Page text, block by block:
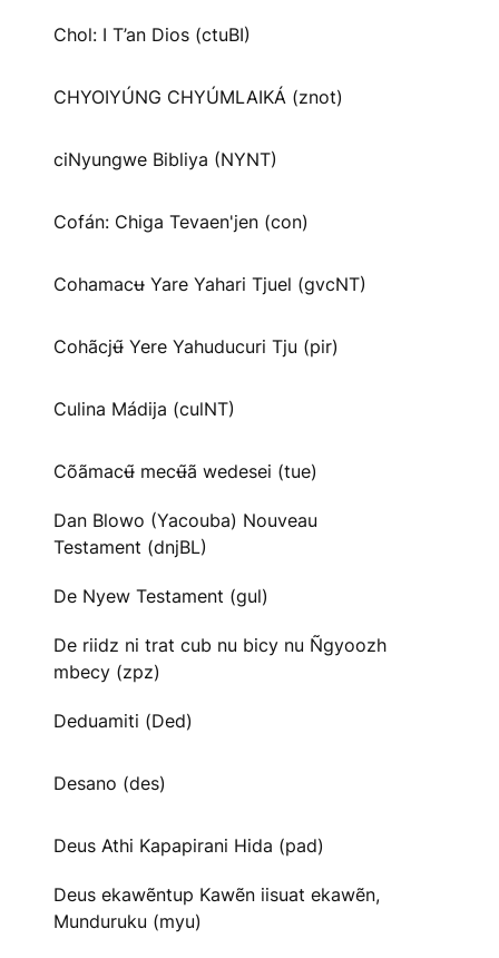
Chol: I T’an Dios (ctuBI)
CHYOIYÚNG CHYÚMLAIKÁ (znot)
ciNyungwe Bibliya (NYNT)
Cofán: Chiga Tevaen'jen (con)
Cohamacʉ Yare Yahari Tjuel (gvcNT)
Cohãcjʉ̃ Yere Yahuducuri Tju (pir)
Culina Mádija (culNT)
Cõãmacʉ̃ mecʉ̃ã wedesei (tue)
Dan Blowo (Yacouba) Nouveau
Testament (dnjBL)
De Nyew Testament (gul)
De riidz ni trat cub nu bicy nu Ñgyoozh
mbecy (zpz)
Deduamiti (Ded)
Desano (des)
Deus Athi Kapapirani Hida (pad)
Deus ekawẽntup Kawẽn iisuat ekawẽn,
Munduruku (myu)